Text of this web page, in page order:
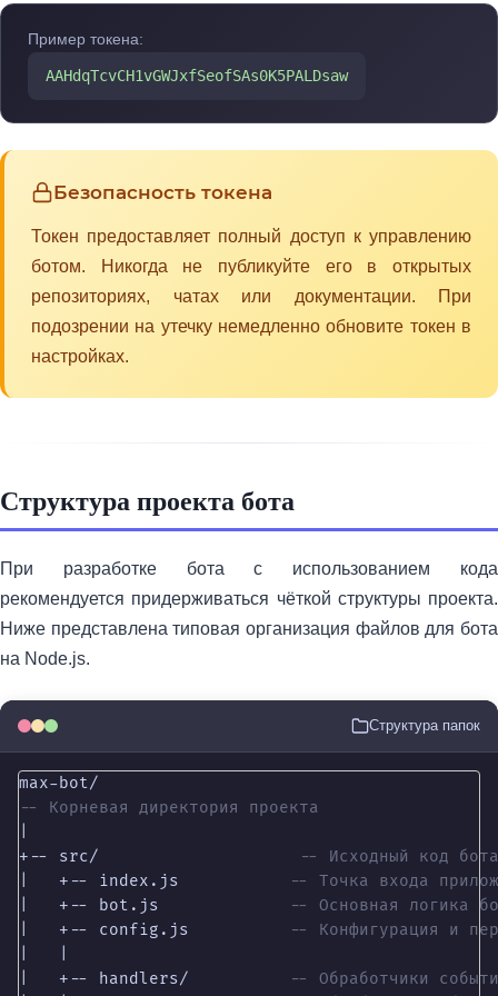
Пример токена:
AAHdqTcvCH1vGWJxfSeofSAs0K5PALDsaw
Безопасность токена
Токен предоставляет полный доступ к управлению
ботом. Никогда не публикуйте его в открытых
репозиториях, чатах или документации. При
подозрении на утечку немедленно обновите токен в
настройках.
Структура проекта бота
При разработке бота с использованием кода
рекомендуется придерживаться чёткой структуры проекта.
Ниже представлена типовая организация файлов для бота
на Node.js.
Структура папок
max-bot/
-- Корневая директория проекта
+-- src/
-- Исходный код бота
|   +-- index.js
-- Точка входа
|   +--
bot.js
-- Основная логика
|   +-- config.js
-- Конфигурация и
|   +--
handlers/
-- Обработчики